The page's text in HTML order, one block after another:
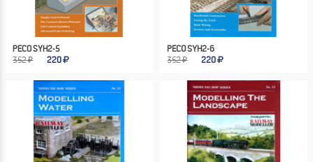
PECO SYH2-5
352 ₽
220
PECO SYH2-6
352 ₽
220